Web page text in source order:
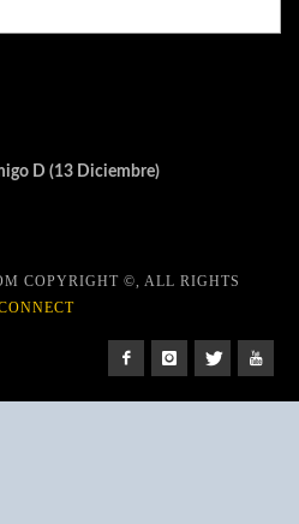
D (13 Diciembre)
COPYRIGHT ©, ALL RIGHTS